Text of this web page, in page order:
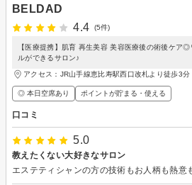
BELDAD
4.4
(5件)
【医療提携】肌育 再生美容 美容医療後の術後ケア
ルができるサロン♪
アクセス：JR山手線恵比寿駅西口改札より徒歩3分
◎ 本日空席あり ポイントが貯まる・使える
口コミ
5.0
教えたくない大好きなサロン